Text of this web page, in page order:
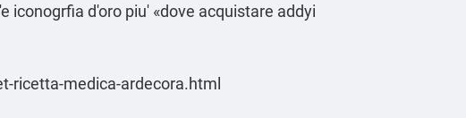
iconogrfia d′oro piu' «dove acquistare addyi
medica-ardecora.html